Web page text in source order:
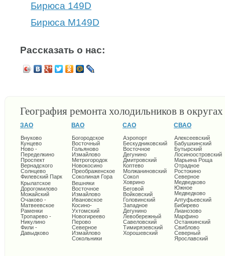
Бирюса 149D
Бирюса M149D
Рассказать о нас:
География ремонта холодильников в
ЗАО
Внуково
Кунцево
Ново -
Переделкино
Проспект
Вернадского
Солнцево
Филевский Парк
Крылатское
Дорогомилово
Можайский
Очаково -
Матвеевское
Раменки
Тропарево -
Никулино
Фили -
Давыдково
ВАО
Богородское
Восточный
Гольяново
Измайлово
Метрогородок
Новокосино
Преображенское
Соколиная Гора
Вешняки
Восточное
Измайлово
Ивановское
Косино-
Ухтомский
Новогиреево
Перово
Северное
Измайлово
Сокольники
САО
Аэропорт
Бескудниковский
Восточное
Дегунино
Дмитровский
Коптево
Молжаниновский
Сокол
Ховрино
Беговой
Войковский
Головинский
Западное
Дегунино
Левобережный
Савеловский
Тимирязевский
Хорошевский
СВАО
Алексеевский
Бабушкинский
Бутырский
Лосиноостровский
Марьина Роща
Отрадное
Ростокино
Северное
Медведково
Южное
Медведково
Алтуфьевский
Бибирево
Лианозово
Марфино
Останкинский
Свиблово
Северный
Ярославский